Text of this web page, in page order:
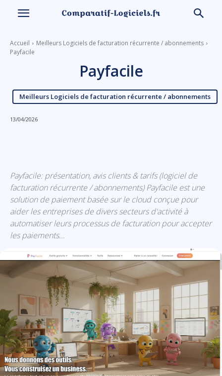
Accueil
Meilleurs Logiciels de facturation récurrente / abonnements
Payfacile
Payfacile
Meilleurs Logiciels de facturation récurrente / abonnements
13/04/2026
Payfacile: présentation, avis clients & tarifs (logiciel de
facturation récurrente / abonnements) Payfacile est une
solution de paiement basée sur le cloud conçue pour
aider les entreprises de divers secteurs d'activité à
automatiser leurs processus de facturation pour accepter
les paiements...